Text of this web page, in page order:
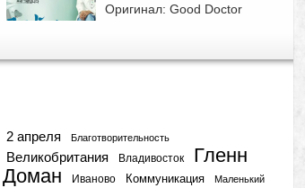
Оригинал: Good Doctor
...
2 апреля Благотворительность
Великобритания Владивосток
Гленн
Доман
Иваново Коммуникация
Маленький